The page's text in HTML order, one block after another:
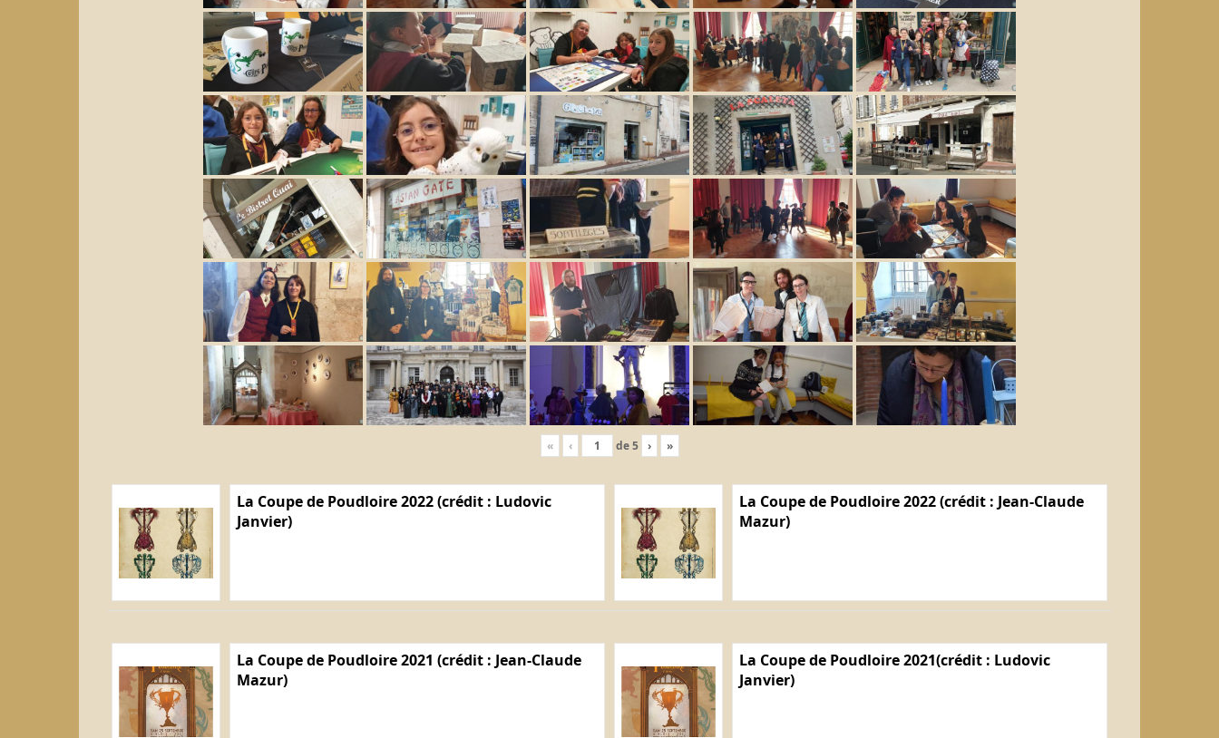
« ‹ de5 › »
La Coupe de Poudloire 2022 (crédit : Ludovic
Janvier)
La Coupe de Poudloire 2022 (crédit : Jean-Claude
Mazur)
La Coupe de Poudloire 2021 (crédit : Jean-Claude
Mazur)
La Coupe de Poudloire 2021(crédit : Ludovic
Janvier)